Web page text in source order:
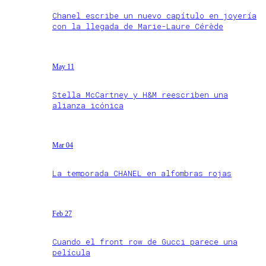
Chanel escribe un nuevo capítulo en joyería
con la llegada de Marie-Laure Cérède
May 11
Stella McCartney y H&M reescriben una
alianza icónica
Mar 04
La temporada CHANEL en alfombras rojas
Feb 27
Cuando el front row de Gucci parece una
película